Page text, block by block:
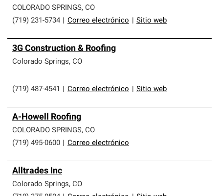
COLORADO SPRINGS, CO
(719) 231-5734
Correo electrónico Sitio web
3G Construction & Roofing
Colorado Springs, CO
(719) 487-4541 Correo electrónico Sitio web
A-Howell Roofing
COLORADO SPRINGS, CO
(719) 495-0600
Correo electrónico
Alltrades Inc
Colorado Springs, CO